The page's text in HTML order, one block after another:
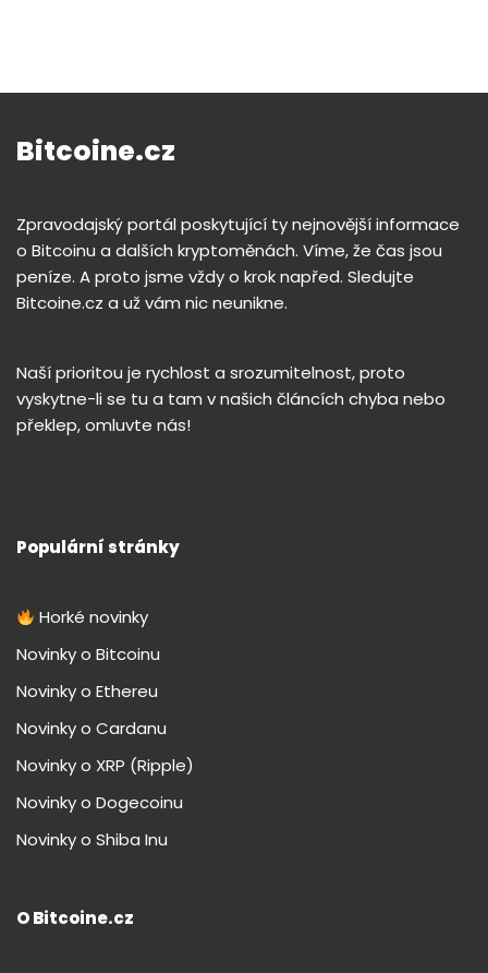
Bitcoine.cz
Zpravodajský portál poskytující ty nejnovější informace
o Bitcoinu a dalších kryptoměnách. Víme, že čas jsou
peníze. A proto jsme vždy o krok napřed. Sledujte
Bitcoine.cz a už vám nic neunikne.
Naší prioritou je rychlost a srozumitelnost, proto
vyskytne-li se tu a tam v našich článcích chyba nebo
překlep, omluvte nás!
Populární stránky
Horké novinky
Novinky o Bitcoinu
Novinky o Ethereu
Novinky o Cardanu
Novinky o XRP (Ripple)
Novinky o Dogecoinu
Novinky o Shiba Inu
O Bitcoine.cz